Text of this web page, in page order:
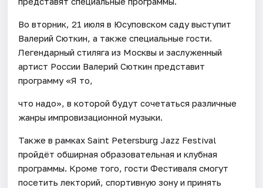
Во вторник, 21 июля в Юсуповском саду выступит
Валерий Сюткин, а также специальные гости.
Легендарный стиляга из Москвы и заслуженный
артист России Валерий Сюткин представит
программу «Я то,
что надо», в которой будут сочетаться различные
жанры импровизационной музыки.
Также в рамках Saint Petersburg Jazz Festival
пройдёт обширная образовательная и клубная
программы. Кроме того, гости Фестиваля смогут
посетить лекторий, спортивную зону и принять